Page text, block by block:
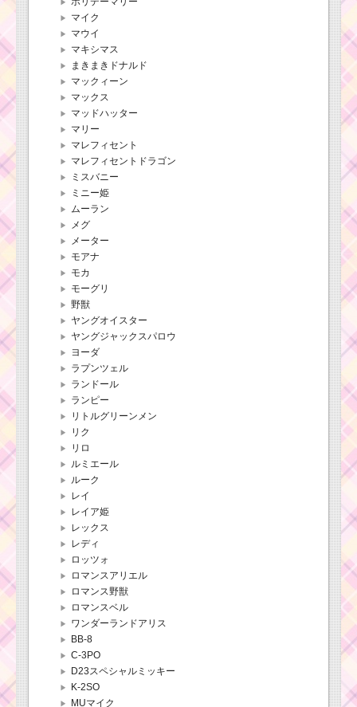
マイク
マウイ
マキシマス
まきまきドナルド
マックィーン
マックス
マッドハッター
マリー
マレフィセント
マレフィセントドラゴン
ミスバニー
ミニー姫
ムーラン
メグ
メーター
モアナ
モカ
モーグリ
野獣
ヤングオイスター
ヤングジャックスパロウ
ヨーダ
ラプンツェル
ランドール
ランピー
リトルグリーンメン
リク
リロ
ルミエール
ルーク
レイ
レイア姫
レックス
レディ
ロッツォ
ロマンスアリエル
ロマンス野獣
ロマンスベル
ワンダーランドアリス
BB-8
C-3PO
D23スペシャルミッキー
K-2SO
MUマイク